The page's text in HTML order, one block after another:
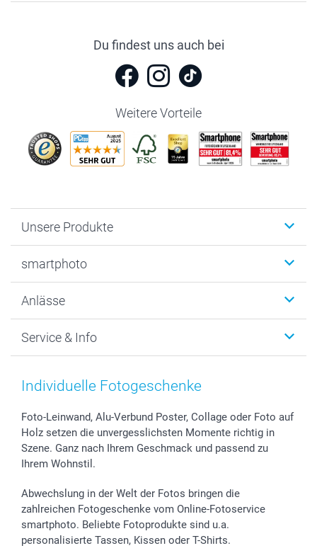
Du findest uns auch bei
Weitere Vorteile
Unsere Produkte
Fotogeschenke
MyNameBook
Fotoabzüge, Fotos als Buch & Poster
Zubehör & Material
Sticker & Etiketten
Geschenk-Gutscheine (PDF)
smartphoto
Warum smartphoto
Datenschutz
AGB
Presse
Partnerprogramme
Investor Relations
Widerrufsrecht
Anlässe
Neujahr
Muttertag
Kommunion & Konfirmation
Hochzeit
Geburtstag
Zu allen Anlässen
Service & Info
Anmelden /Registrieren
Lieferfristen
72h Lieferung
Zahlungsmöglichkeiten
Status der Bestellung
smartfriends
smartgarantie
smartbonus
Individuelle Fotogeschenke
Foto-Leinwand, Alu-Verbund Poster, Collage oder Foto auf
Holz setzen die unvergesslichsten Momente richtig in
Szene. Ganz nach Ihrem Geschmack und passend zu
Ihrem Wohnstil.
Abwechslung in der Welt der Fotos bringen die
zahlreichen Fotogeschenke vom Online-Fotoservice
smartphoto. Beliebte Fotoprodukte sind u.a.
personalisierte Tassen, Kissen oder T-Shirts.